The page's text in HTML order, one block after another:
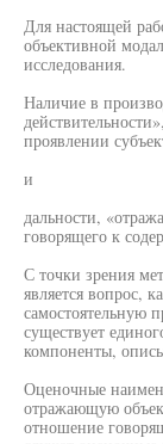
Для настоящей
объективной
исследования.
Наличие в
проявлении
и
дальности,
говорящего к
С точки зрения
является вопрос,
самостоятельную
существует
компоненты,
Оценочные
отражающую
отношение